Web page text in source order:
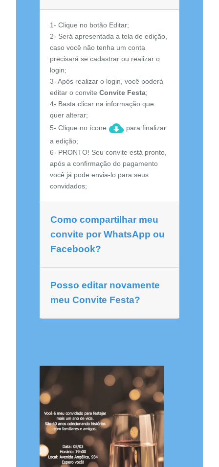
1- Clique no botão Editar;
2- Será apresentada a tela de edição,
caso você não tenha um conta
precisará se cadastrar ou realizar o
login;
3- Após realizar o login, você poderá
editar o convite Convite Festa;
4- Basta clicar na informação que
quer alterar;
5- Clique no ícone
para finalizar
a edição;
6- PRONTO! Seu convite está pronto,
após a confirmação do pagamento
você já pode envia-lo para seus
convidados;
Como compartilhar meu
convite por WhatsApp ou
Facebook?
Posso editar novamente
meu Convite Festa?